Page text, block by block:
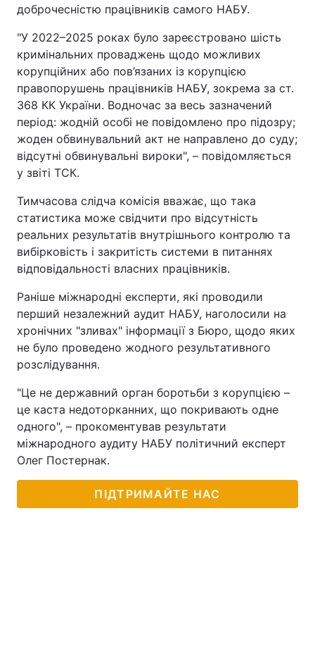
доброчесністю працівників самого НАБУ.
"У 2022–2025 роках було зареєстровано шість
кримінальних проваджень щодо можливих
корупційних або пов’язаних із корупцією
правопорушень працівників НАБУ, зокрема за ст.
368 КК України. Водночас за весь зазначений
період: жодній особі не повідомлено про підозру;
жоден обвинувальний акт не направлено до суду;
відсутні обвинувальні вироки", – повідомляється
у звіті ТСК.
Тимчасова слідча комісія вважає, що така
статистика може свідчити про відсутність
реальних результатів внутрішнього контролю та
вибірковість і закритість системи в питаннях
відповідальності власних працівників.
Раніше міжнародні експерти, які проводили
перший незалежний аудит НАБУ, наголосили на
хронічних "зливах" інформації з Бюро, щодо яких
не було проведено жодного результативного
розслідування.
"Це не державний орган боротьби з корупцією –
це каста недоторканних, що покривають одне
одного", – прокоментував результати
міжнародного аудиту НАБУ політичний експерт
Олег Постернак.
ПІДТРИМАЙТЕ НАС